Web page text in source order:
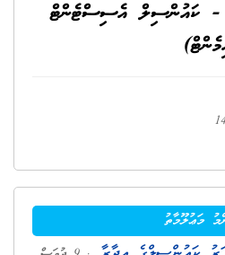
- ކައުންސިލް އެސިސްޓެންޓް
މަޢުލޫމާތު